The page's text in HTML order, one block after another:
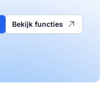
Bekijk functies